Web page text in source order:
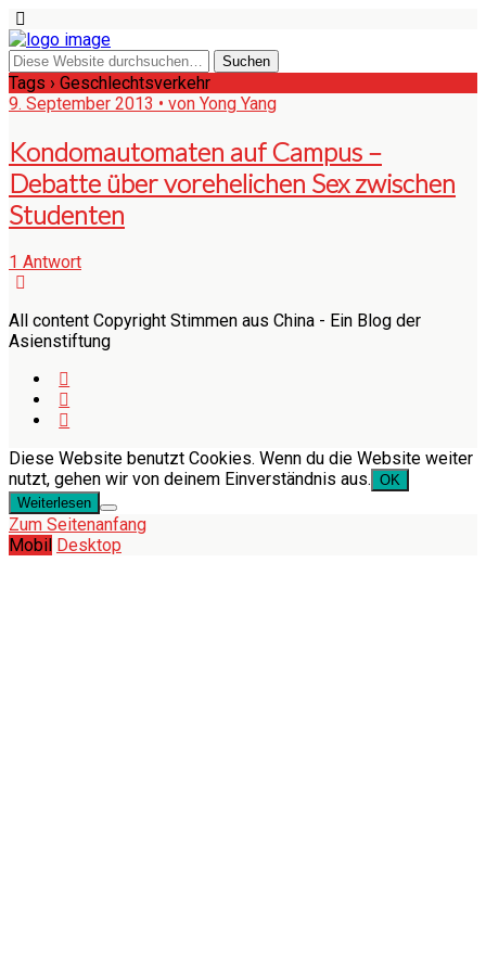
Tags › Geschlechtsverkehr
9. September 2013 • von Yong Yang
Kondomautomaten auf Campus –
Debatte über vorehelichen Sex zwischen
Studenten
1 Antwort
All content Copyright Stimmen aus China - Ein Blog der
Asienstiftung
Diese Website benutzt Cookies. Wenn du die Website weiter
nutzt, gehen wir von deinem Einverständnis aus. OK
Weiterlesen
Zum Seitenanfang
Mobil Desktop